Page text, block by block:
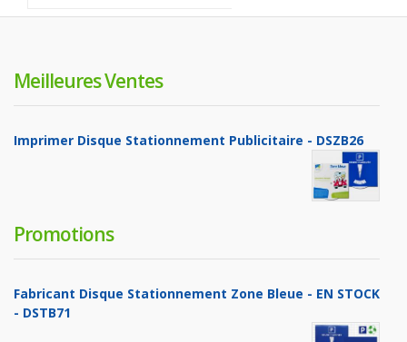
Meilleures Ventes
Imprimer Disque Stationnement Publicitaire - DSZB26
Promotions
Fabricant Disque Stationnement Zone Bleue - EN STOCK
- DSTB71